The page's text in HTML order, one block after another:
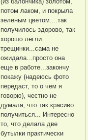
потом лаком, и покрыла
зеленым цветом....так
получилось здорово, так
хорошо легли
трещинки...сама не
ожидала...просто она
еще в работе...закончу
покажу (надеюсь фото
передаст, то о чем я
говорю), честно не
думала, что так красиво
получиться... Интересно
то, что делала две
бутылки практически